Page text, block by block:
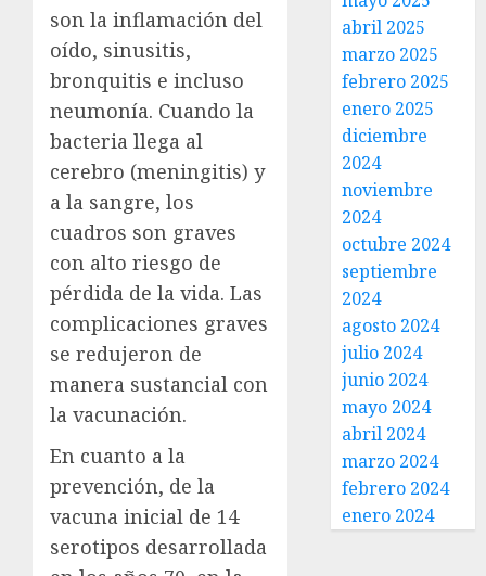
son la inflamación del
oído, sinusitis,
bronquitis e incluso
neumonía. Cuando la
bacteria llega al
cerebro (meningitis) y
a la sangre, los
cuadros son graves
con alto riesgo de
pérdida de la vida. Las
complicaciones graves
se redujeron de
manera sustancial con
la vacunación.
En cuanto a la
prevención, de la
vacuna inicial de 14
serotipos desarrollada
abril 2025
marzo 2025
febrero 2025
enero 2025
diciembre
2024
noviembre
2024
octubre 2024
septiembre
2024
agosto 2024
julio 2024
junio 2024
mayo 2024
abril 2024
marzo 2024
febrero 2024
enero 2024